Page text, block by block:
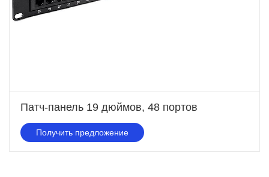
Патч-панель 19 дюймов, 48 портов
Получить предложение